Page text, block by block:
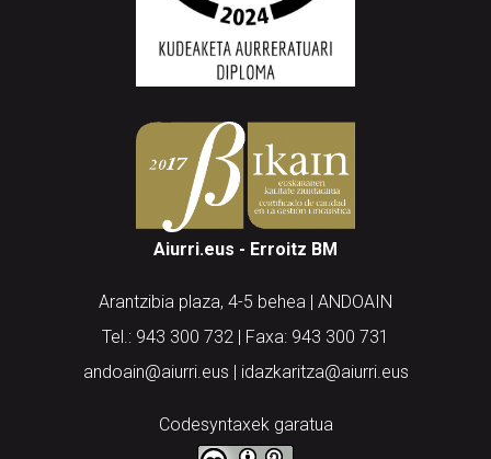
Aiurri.eus - Erroitz BM
Arantzibia plaza, 4-5 behea | ANDOAIN
Tel.: 943 300 732 | Faxa: 943 300 731
andoain@aiurri.eus | idazkaritza@aiurri.eus
Codesyntaxek garatua